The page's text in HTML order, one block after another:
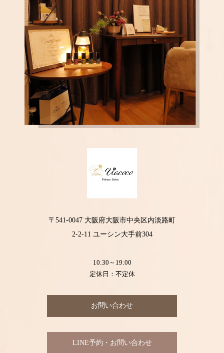
〒541-0047 大阪府大阪市中央区内淡路町
2-2-11 ユーシン大手前304
10:30～19:00
定休日：不定休
お問い合わせ
LINE予約・お問い合わせ